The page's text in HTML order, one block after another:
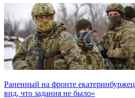
Раненный на фронте
вид, что задания не было»